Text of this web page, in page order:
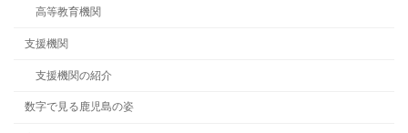
高等教育機関
支援機関
支援機関の紹介
数字で見る鹿児島の姿